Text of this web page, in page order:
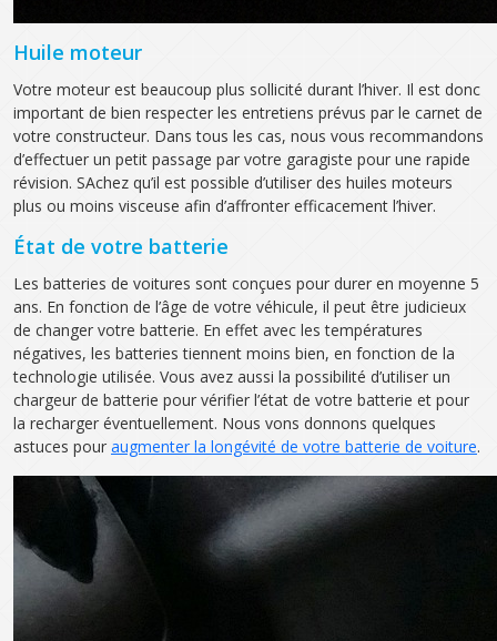
Huile moteur
Votre moteur est beaucoup plus sollicité durant l’hiver. Il est donc
important de bien respecter les entretiens prévus par le carnet de
votre constructeur. Dans tous les cas, nous vous recommandons
d’effectuer un petit passage par votre garagiste pour une rapide
révision. SAchez qu’il est possible d’utiliser des huiles moteurs
plus ou moins visceuse afin d’affronter efficacement l’hiver.
État de votre batterie
Les batteries de voitures sont conçues pour durer en moyenne 5
ans. En fonction de l’âge de votre véhicule, il peut être judicieux
de changer votre batterie. En effet avec les températures
négatives, les batteries tiennent moins bien, en fonction de la
technologie utilisée. Vous avez aussi la possibilité d’utiliser un
chargeur de batterie pour vérifier l’état de votre batterie et pour
la recharger éventuellement. Nous vons donnons quelques
astuces pour augmenter la longévité de votre batterie de voiture.